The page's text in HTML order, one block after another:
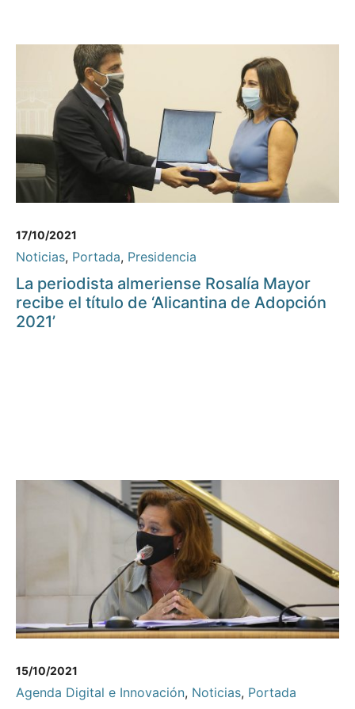
17/10/2021
Noticias, Portada, Presidencia
La periodista almeriense Rosalía Mayor
recibe el título de ‘Alicantina de Adopción
2021’
15/10/2021
Agenda Digital e Innovación, Noticias, Portada